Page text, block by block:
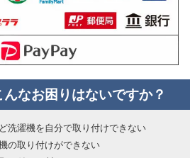
なお困りはないですか？
洗濯機を自分で取り付けできない
の取り付けができない